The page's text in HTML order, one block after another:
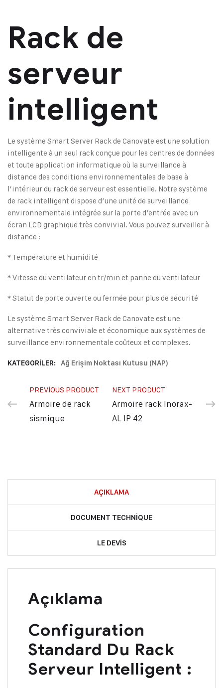
Rack de
serveur
intelligent
Le système Smart Server Rack de Canovate est une solution
intelligente à un seul rack conçue pour les centres de données
et toute application informatique où la surveillance à
distance des conditions environnementales de base à
l’intérieur du rack de serveur est essentielle. Notre système
de rack intelligent dispose d’une unité de surveillance
environnementale intégrée sur la porte d’entrée avec un
écran LCD graphique très convivial. Vous pouvez surveiller à
distance :
* Température et humidité
* Vitesse du ventilateur en tr/min et panne du ventilateur
* Statut de porte ouverte ou fermée pour plus de sécurité
Le système Smart Server Rack de Canovate est une
alternative très conviviale et économique aux systèmes de
surveillance environnementale coûteux et complexes.
KATEGORILER: Ağ Erişim Noktası Kutusu (NAP)
PREVIOUS PRODUCT
Armoire de rack
sismique
NEXT PRODUCT
Armoire rack Inorax-
AL IP 42
AÇIKLAMA
DOCUMENT TECHNIQUE
LE DEVIS
Açıklama
Configuration
Standard Du Rack
Serveur Intelligent :